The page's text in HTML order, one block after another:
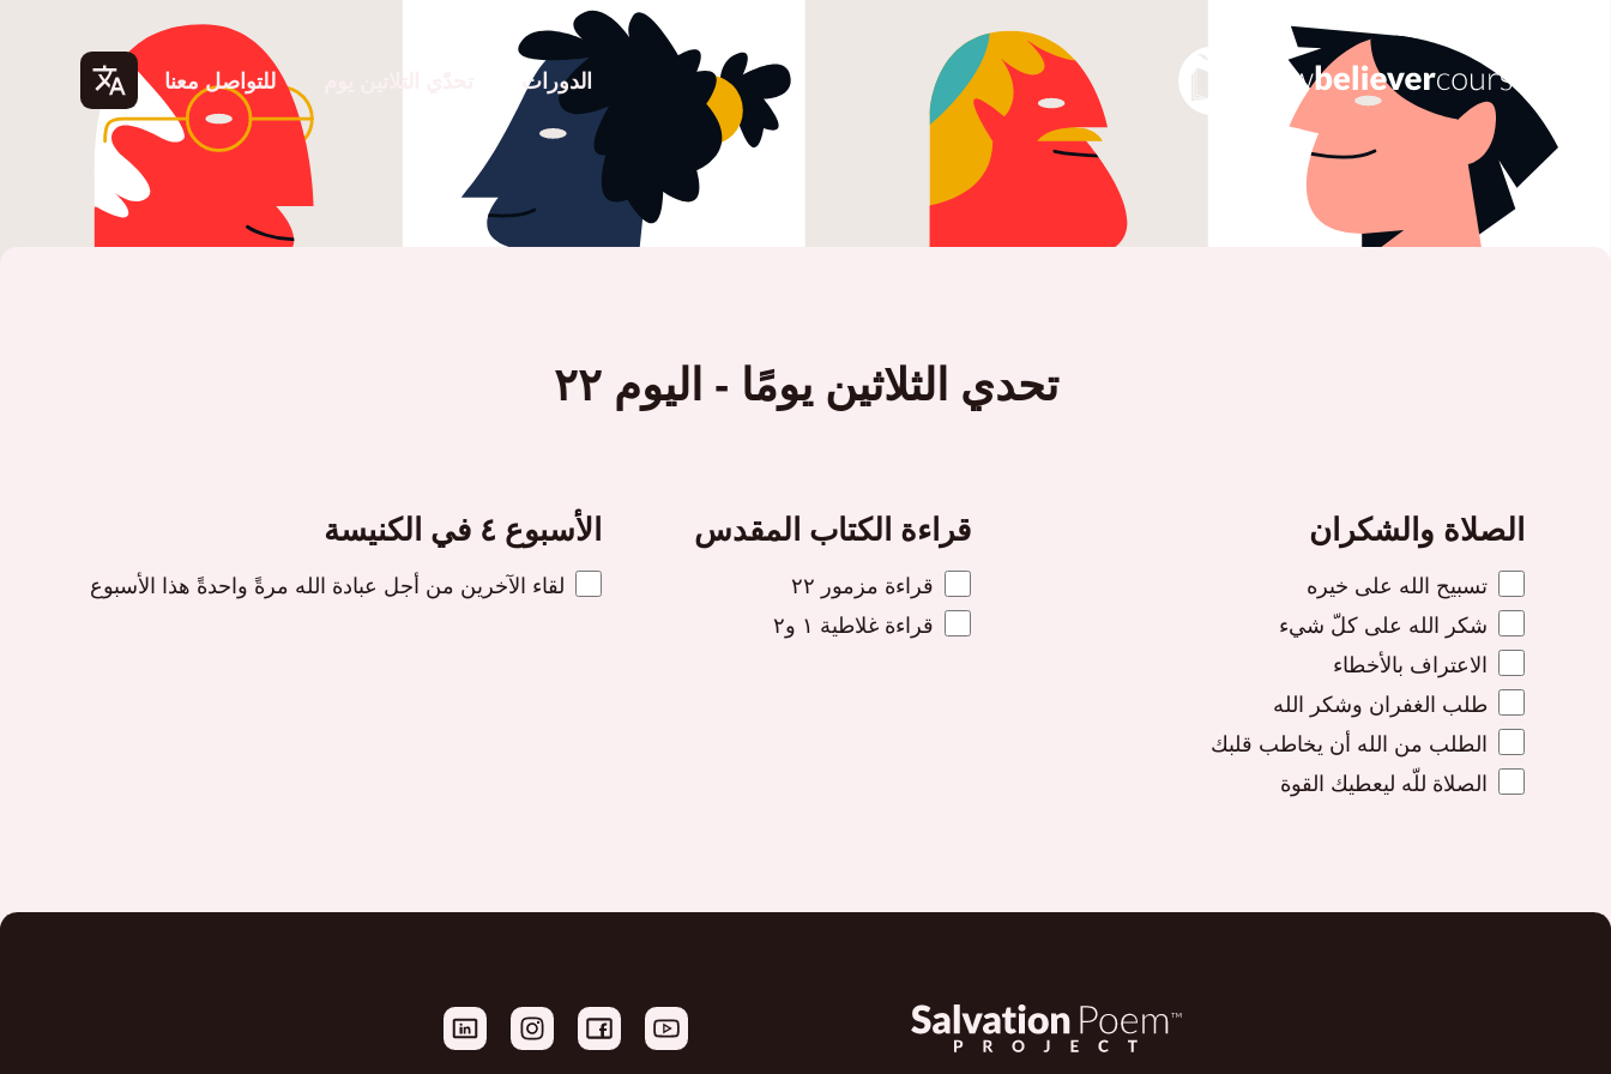
Lang
الدورات للتواصل معنا
تحدي الثلاثين يومًا - اليوم ٢٢
الصلاة والشكران
تسبيح الله على خيره
شكر الله على كلّ شيء
الاعتراف بالأخطاء
طلب الغفران وشكر الله
الطلب من الله أن يخاطب قلبك
الصلاة للّه ليعطيك القوة
قراءة الكتاب المقدس
قراءة مزمور ٢٢
قراءة غلاطية ١ و٢
الأسبوع ٤ في الكنيسة
لقاء الآخرين من أجل عبادة الله مرةً واحدةً هذا الأسبوع